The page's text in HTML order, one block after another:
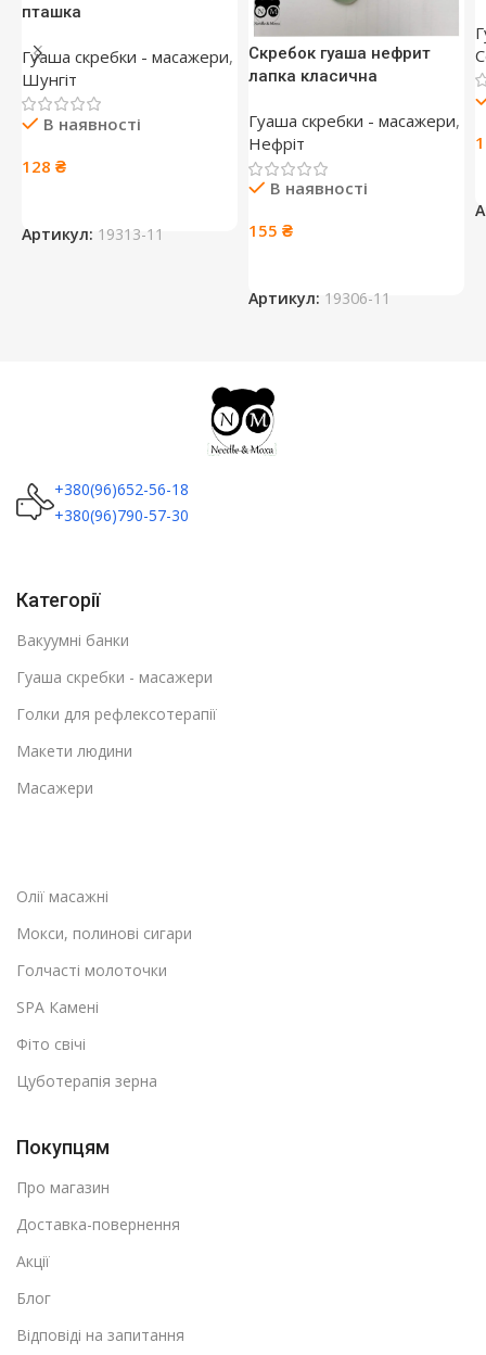
пташка
Гуаша скребки - масажери,
Шунгіт
В наявності
128 ₴
Артикул: 19313-11
Скребок гуаша нефрит
лапка класична
Гуаша скребки - масажери,
Нефріт
В наявності
155 ₴
Артикул: 19306-11
+380(96)652-56-18
+380(96)790-57-30
Категорії
Вакуумні банки
Гуаша скребки - масажери
Голки для рефлексотерапії
Макети людини
Масажери
Олії масажні
Мокси, полинові сигари
Голчасті молоточки
SPA Камені
Фіто свічі
Цуботерапія зерна
Покупцям
Про магазин
Доставка-повернення
Акції
Блог
Відповіді на запитання